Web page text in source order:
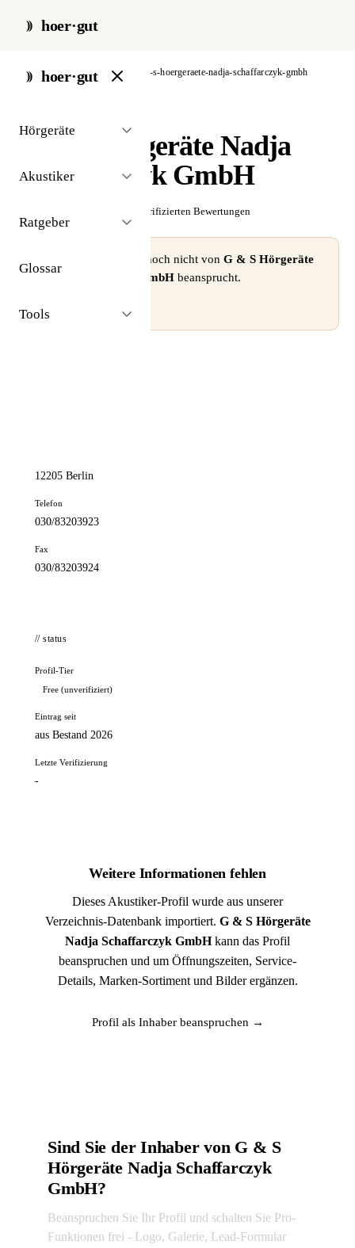
hoer·gut
hoer·gut
Hörgeräte
Akustiker
Ratgeber
Glossar
Tools
start / akustiker / berlin g-s-hoergeraete-nadja-schaffarczyk-gmbh
G & S Hörgeräte Nadja
Schaffarczyk GmbH
Noch keine verifizierten Bewertungen
⚠ Dieses Profil wurde noch nicht von G & S Hörgeräte
Nadja Schaffarczyk GmbH beansprucht.
12205 Berlin
Telefon
030/83203923
Fax
030/83203924
// status
Profil-Tier
Free (unverifiziert)
Eintrag seit
aus Bestand 2026
Letzte Verifizierung
-
Weitere Informationen fehlen
Dieses Akustiker-Profil wurde aus unserer
Verzeichnis-Datenbank importiert. G & S Hörgeräte
Nadja Schaffarczyk GmbHkann das Profil
beanspruchen und um Öffnungszeiten, Service-
Details, Marken-Sortiment und Bilder ergänzen.
Profil als Inhaber beanspruchen →
Sind Sie der Inhaber von G & S
Hörgeräte Nadja Schaffarczyk
GmbH?
Beanspruchen Sie Ihr Profil und schalten Sie Pro-
Funktionen frei - Logo, Galerie, Lead-Formular